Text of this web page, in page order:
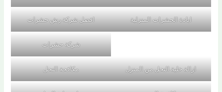
ابادة الحشرات المنزلية افضل شركة رش حشرات
شركة حشرات
ازالة خلية النحل من المنزل مكافحة النحل